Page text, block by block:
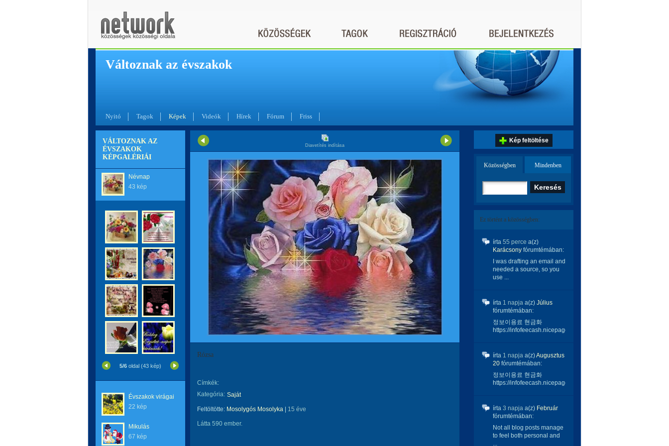
Változnak az évszakok
Nyitó Tagok Képek Videók Hírek Fórum Friss
VÁLTOZNAK AZ
ÉVSZAKOK
KÉPGALÉRIÁI
Névnap
43 kép
5/6 oldal (43 kép)
Évszakok virágai
22 kép
Mikulás
67 kép
Diavetítés indítása
Rózsa
Címkék:
Kategória: Saját
Feltöltötte: Mosolygós Mosolyka 15 éve
Látta 590 ember.
Kép feltöltése
Közösségben Mindenben
Ez történt a közösségben:
írta 55 perce a(z)
Karácsony fórumtémában:
I was drafting an email and
needed a source, so you
use ...
írta 1 napja a(z) Július
fórumtémában:
정보이용료 현금화
https://infofeecash.nicepage...
írta 1 napja a(z)Augusztus
20 fórumtémában:
정보이용료 현금화
https://infofeecash.nicepage...
írta 3 napja a(z) Február
fórumtémában:
Not all blog posts manage
to feel both personal and
...